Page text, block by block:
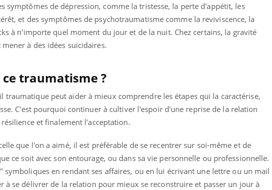
symptômes de dépression, comme la tristesse, la perte d'appétit, les
et des symptômes de psychotraumatisme comme la reviviscence, la
à n'importe quel moment du jour et de la nuit. Chez certains, la gravité
à des idées suicidaires.
traumatisme ?
traumatique peut aider à mieux comprendre les étapes qui la caractérise,
C'est pourquoi continuer à cultiver l'espoir d'une reprise de la relation
et finalement l'acceptation.
que l'on a aimé, il est préférable de se recentrer sur soi-même et de
ce soit avec son entourage, ou dans sa vie personnelle ou professionnelle.
symboliques en rendant ses affaires, ou en lui écrivant une lettre ou un mail
à se délivrer de la relation pour mieux se reconstruire et passer un jour à